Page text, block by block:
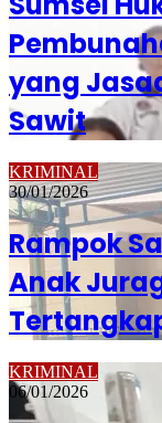
yang
Sawit
KRIMINAL
30/01/2026
Rampok
Anak
KRIMINAL
06/01/2026